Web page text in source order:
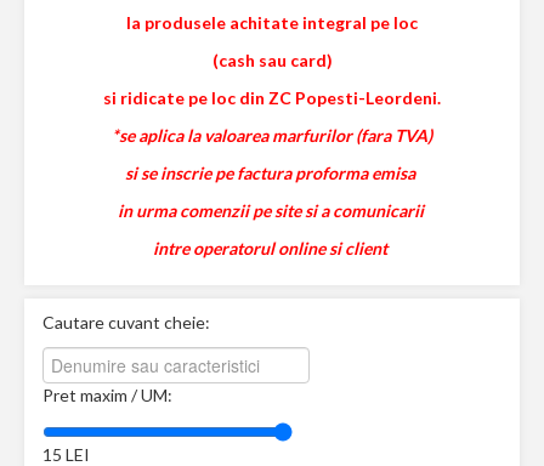
la produsele achitate integral pe loc
(cash sau card)
si ridicate pe loc din ZC Popesti-Leordeni.
*se aplica la valoarea marfurilor (fara TVA)
si se inscrie pe factura proforma emisa
in urma comenzii pe site si a comunicarii
intre operatorul online si client
Cautare cuvant cheie:
Pret maxim / UM:
15 LEI